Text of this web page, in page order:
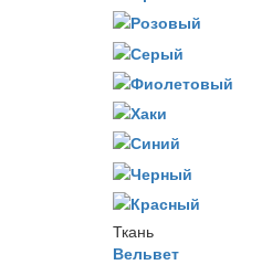
Ткань
Вельвет